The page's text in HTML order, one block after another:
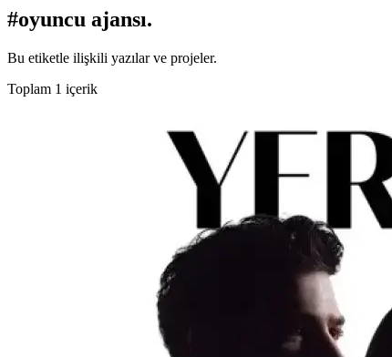
#oyuncu ajansı.
Bu etiketle ilişkili yazılar ve projeler.
Toplam 1 içerik